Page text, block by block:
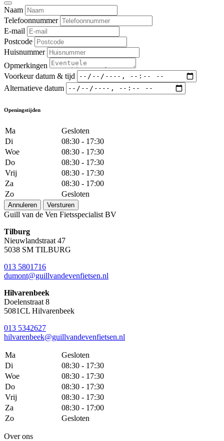
Naam
Telefoonnummer
E-mail
Postcode
Huisnummer
Opmerkingen
Voorkeur datum & tijd
Alternatieve datum
Openingstijden
Ma
Gesloten
Di
08:30 - 17:30
Woe
08:30 - 17:30
Do
08:30 - 17:30
Vrij
08:30 - 17:30
Za
08:30 - 17:00
Zo
Gesloten
Annuleren Versturen
Guill van de Ven Fietsspecialist BV
Tilburg
Nieuwlandstraat 47
5038 SM TILBURG
013 5801716
dumont@guillvandevenfietsen.nl
Hilvarenbeek
Doelenstraat 8
5081CL Hilvarenbeek
013 5342627
hilvarenbeek@guillvandevenfietsen.nl
Ma
Gesloten
Di
08:30 - 17:30
Woe
08:30 - 17:30
Do
08:30 - 17:30
Vrij
08:30 - 17:30
Za
08:30 - 17:00
Zo
Gesloten
Over ons